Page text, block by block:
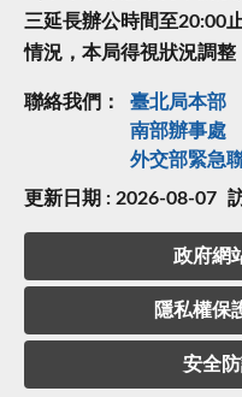
三延長辦公時間至20:00
情況，本局得視狀況調整
聯絡我們： 臺北局本部
南部辦事處
外交部緊急
更新日期 : 2026-08-07
政府網
隱私權保
安全